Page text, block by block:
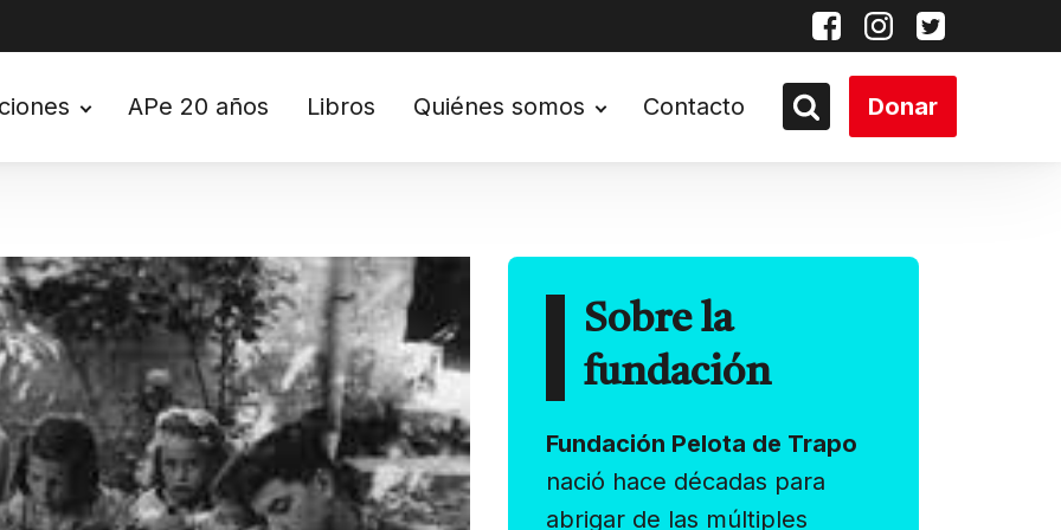
APe 20 años Libros Quiénes somos Contacto Donar
Sobre la
fundación
Fundación Pelota de Trapo
nació hace décadas para
abrigar de las múltiples